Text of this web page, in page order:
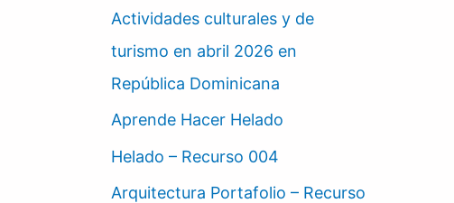
Actividades culturales y de
turismo en abril 2026 en
República Dominicana
Aprende Hacer Helado
Helado – Recurso 004
Arquitectura Portafolio – Recurso